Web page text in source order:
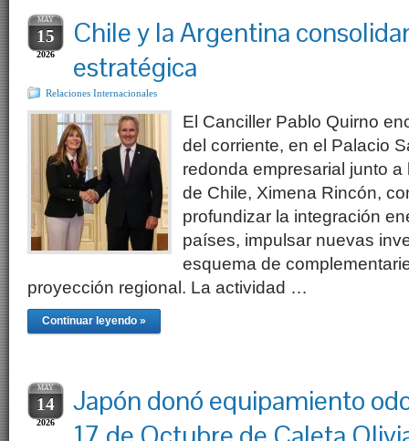
MAY
15
2026
Chile y la Argentina
estratégica
Relaciones Internacionales
El Canciller Pablo Quirno
del corriente, en el Palacio
redonda empresarial junto
de Chile, Ximena Rincón,
profundizar la integración
países, impulsar nuevas
esquema de
proyección regional. La actividad …
Continuar leyendo »
MAY
14
2026
Japón donó equipamiento